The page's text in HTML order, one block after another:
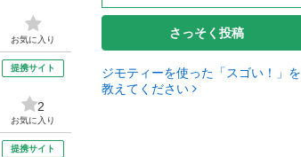
お気に入り
提携サイト
2
お気に入り
提携サイト
さっそく投稿
ジモティーを使った「スゴい！」を
教えてください